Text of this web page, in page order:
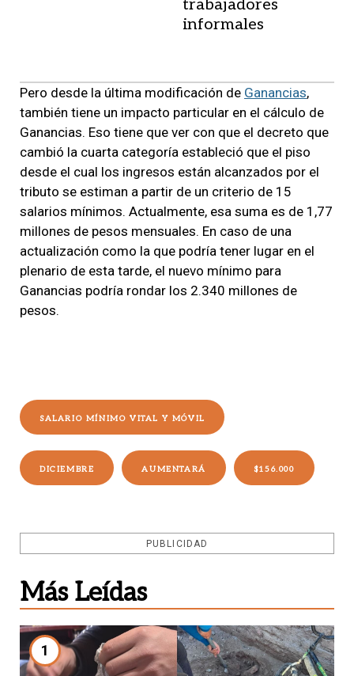
trabajadores
informales
Pero desde la última modificación de Ganancias,
también tiene un impacto particular en el cálculo de
Ganancias. Eso tiene que ver con que el decreto que
cambió la cuarta categoría estableció que el piso
desde el cual los ingresos están alcanzados por el
tributo se estiman a partir de un criterio de 15
salarios mínimos. Actualmente, esa suma es de 1,77
millones de pesos mensuales. En caso de una
actualización como la que podría tener lugar en el
plenario de esta tarde, el nuevo mínimo para
Ganancias podría rondar los 2.340 millones de
pesos.
SALARIO MÍNIMO VITAL Y MÓVIL
DICIEMBRE AUMENTARÁ $156.000
PUBLICIDAD
Más Leídas
1